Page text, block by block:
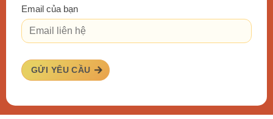
Email của bạn
GỬI YÊU CẦU